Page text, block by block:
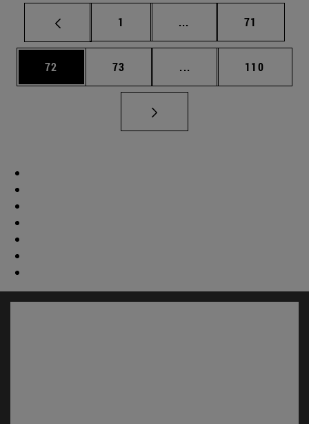
Página
1 ... Páginas intermedias
Página
71
Página
72 Página
73 ... Páginas intermedias
Página
110